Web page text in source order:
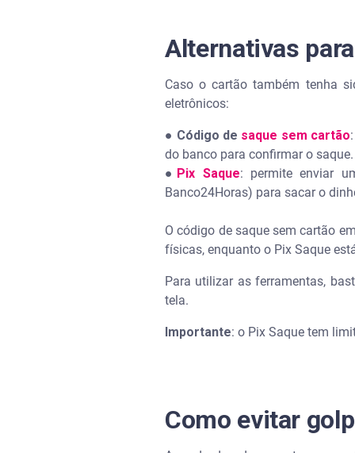
Alternativas
Caso o cartão também tenha
eletrônicos:
● Código de saque sem cartão
do banco para confirmar o saque.
● Pix Saque: permite enviar
Banco24Horas) para sacar o
O código de saque sem cartão
físicas, enquanto o Pix Saque
Para utilizar as ferramentas,
tela.
Importante: o Pix Saque tem
Como evitar